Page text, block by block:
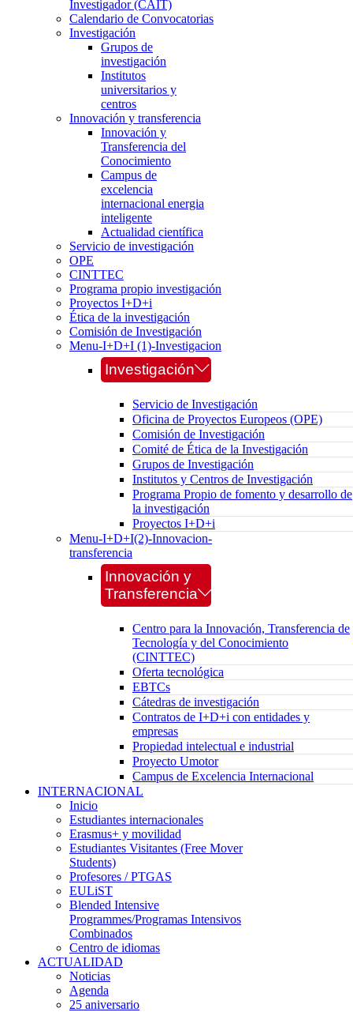
Investigador (CAIT)
Calendario de Convocatorias
Investigación
Grupos de
investigación
Institutos
universitarios y
centros
Innovación y transferencia
Innovación y
Transferencia del
Conocimiento
Campus de
excelencia
internacional energia
inteligente
Actualidad científica
Servicio de investigación
OPE
CINTTEC
Programa propio investigación
Proyectos I+D+i
Ética de la investigación
Comisión de Investigación
Menu-I+D+I (1)-Investigacion
Investigación
Servicio de Investigación
Oficina de Proyectos Europeos (OPE)
Comisión de Investigación
Comité de Ética de la Investigación
Grupos de Investigación
Institutos y Centros de Investigación
Programa Propio de fomento y desarrollo de
la investigación
Proyectos I+D+i
Menu-I+D+I(2)-Innovacion-
transferencia
Innovación y
Transferencia
Centro para la Innovación, Transferencia de
Tecnología y del Conocimiento
(CINTTEC)
Oferta tecnológica
EBTCs
Cátedras de investigación
Contratos de I+D+i con entidades y
empresas
Propiedad intelectual e industrial
Proyecto Umotor
Campus de Excelencia Internacional
INTERNACIONAL
Inicio
Estudiantes internacionales
Erasmus+ y movilidad
Estudiantes Visitantes (Free Mover
Students)
Profesores / PTGAS
EULiST
Blended Intensive
Programmes/Programas Intensivos
Combinados
Centro de idiomas
ACTUALIDAD
Noticias
Agenda
25 aniversario